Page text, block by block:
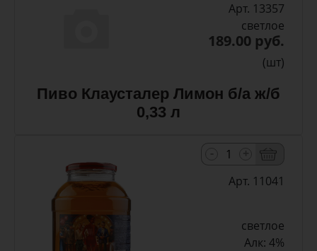
Арт. 13357
светлое
189.00 руб.
(шт)
Пиво Клаусталер Лимон б/а ж/б
0,33 л
Арт. 11041
светлое
Алк: 4%